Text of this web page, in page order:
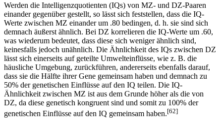
Werden die Intelligenzquotienten (IQs) von MZ- und DZ-Paaren
einander gegenüber gestellt, so lässt sich feststellen, dass die IQ-
Werte zwischen MZ einander um .80 bedingen, d. h. sie sind sich
demnach äußerst ähnlich. Bei DZ korrelieren die IQ-Werte um .60,
was wiederum bedeutet, dass diese sich weniger ähnlich sind,
keinesfalls jedoch unähnlich. Die Ähnlichkeit des IQs zwischen DZ
lässt sich einerseits auf geteilte Umwelteinflüsse, wie z. B. die
häusliche Umgebung, zurückführen, andererseits ebenfalls darauf,
dass sie die Hälfte ihrer Gene gemeinsam haben und demnach zu
50% der genetischen Einflüsse auf den IQ teilen. Die IQ-
Ähnlichkeit zwischen MZ ist aus dem Grunde höher als die von
DZ, da diese genetisch kongruent sind und somit zu 100% der
genetischen Einflüsse auf den IQ gemeinsam haben.[62]